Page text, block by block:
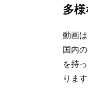
多
動画
国内
を持
ります